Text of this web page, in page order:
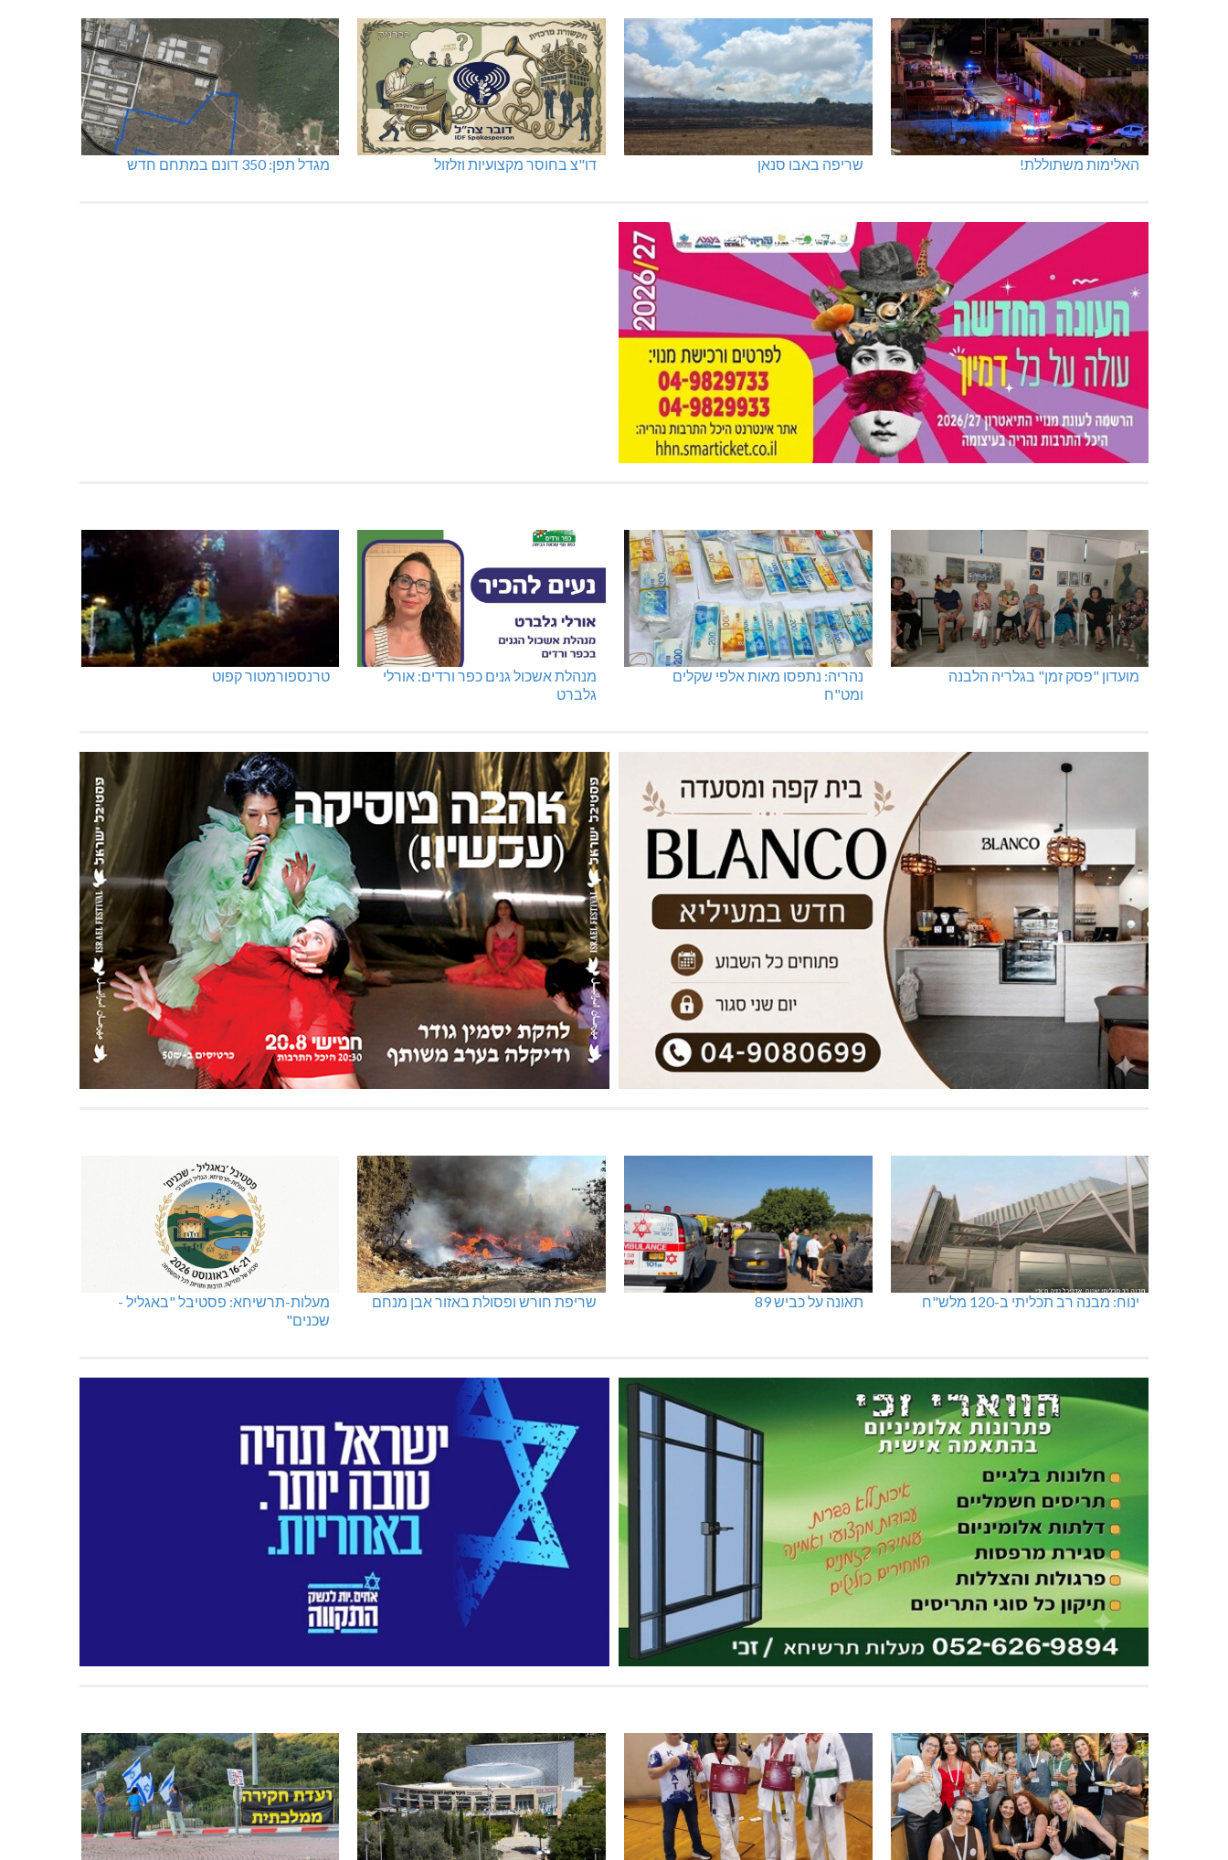
האלימות משתוללת! שריפה באבו סנאן דו"צ בחוסר מקצועיות וזלזול מגדל תפן: 350 דונם במתחם חדש
מועדון "פסק זמן" בגלריה הלבנה
נהריה: נתפסו מאות אלפי שקלים
ומט"ח
מנהלת אשכול גנים כפר ורדים: אורלי
גלברט
טרנספורמטור קפוט
ינוח: מבנה רב תכליתי ב-120 מלש"ח תאונה על כביש 89 שריפת חורש ופסולת באזור אבן מנחם
מעלות-תרשיחא: פסטיבל "באגליל -
שכנים"